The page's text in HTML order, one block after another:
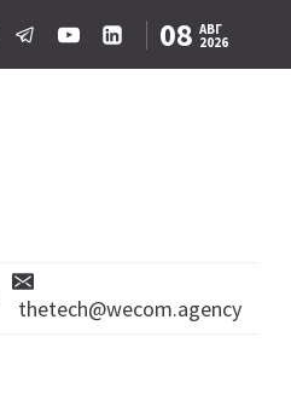
08 АВГ
2026
thetech@wecom.agency